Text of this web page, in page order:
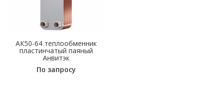
АК50-64 теплообменник
пластинчатый паяный
Анвитэк
По запросу